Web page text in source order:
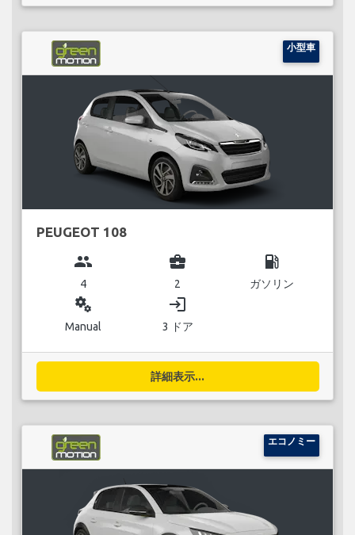
小型車
PEUGEOT 108
group
4
business_center
2
local_gas_station
ガソリン
miscellaneous_services
Manual
login
3 ドア
詳細表示...
エコノミー